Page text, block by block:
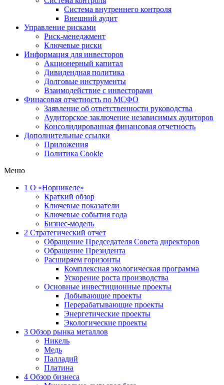
Система внутреннего контроля
Внешний аудит
Управление рисками
Риск-менеджмент
Ключевые риски
Информация для инвесторов
Акционерный капитал
Дивидендная политика
Долговые инструменты
Взаимодействие с инвеcторами
Финасовая отчетность по МСФО
Заявление об ответственности руководства
Аудиторское заключение независимых аудиторов
Консолидированная финансовая отчетность
Дополнительные ссылки
Приложения
Политика Cookie
Меню
1 О «Норникеле»
Краткий обзор
Ключевые показатели
Ключевые события года
Бизнес-модель
2 Стратегический отчет
Обращение Председателя Совета директоров
Обращение Президента
Расширяем горизонты
Комплексная экологическая программа
Ускорение роста производства
Основные инвестиционные проекты
Добывающие проекты
Перерабатывающие проекты
Энергетические проекты
Экологические проекты
3 Обзор рынка металлов
Никель
Медь
Палладий
Платина
4 Обзор бизнеса